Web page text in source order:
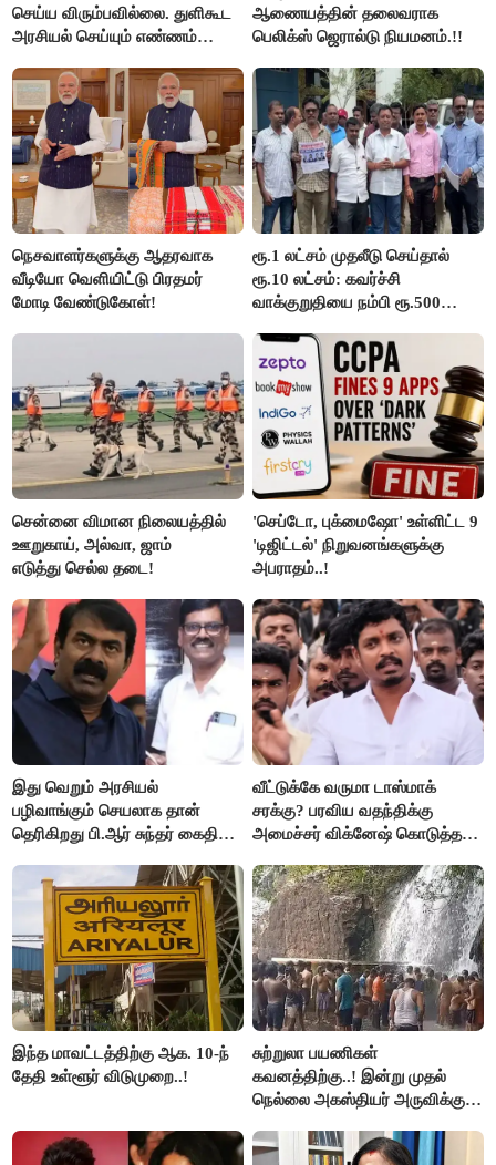
செய்ய விரும்பவில்லை. துளிகூட
அரசியல் செய்யும் எண்ணம்
விஜய் பதில்!
ஆணையத்தின் தலைவராக
பெலிக்ஸ் ஜெரால்டு நியமனம்.!!
நெசவாளர்களுக்கு ஆதரவாக
வீடியோ வெளியிட்டு பிரதமர்
மோடி வேண்டுகோள்!
ரூ.1 லட்சம் முதலீடு செய்தால்
ரூ.10 லட்சம்: கவர்ச்சி
வாக்குறுதியை நம்பி ரூ.500
மக்கள்!
சென்னை விமான நிலையத்தில்
ஊறுகாய், அல்வா, ஜாம்
எடுத்து செல்ல தடை!
'செப்டோ, புக்மைஷோ' உள்ளிட்ட 9
'டிஜிட்டல்' நிறுவனங்களுக்கு
அபராதம்..!
இது வெறும் அரசியல்
பழிவாங்கும் செயலாக தான்
தெரிகிறது பி.ஆர் சுந்தர் கைதிற்கு
வீட்டுக்கே வருமா டாஸ்மாக்
சரக்கு? பரவிய வதந்திக்கு
அமைச்சர் விக்னேஷ் கொடுத்த
இந்த மாவட்டத்திற்கு ஆக. 10-ந்
தேதி உள்ளூர் விடுமுறை..!
சுற்றுலா பயணிகள்
கவனத்திற்கு..! இன்று முதல்
நெல்லை அகஸ்தியர் அருவிக்கு